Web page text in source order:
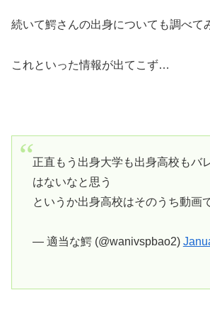
続いて鰐さんの出身についても調べて
これといった情報が出てこず…
正直もう出身大学も出身高校もバ
はないなと思う
というか出身高校はそのうち動画
— 適当な鰐 (@wanivspbao2)